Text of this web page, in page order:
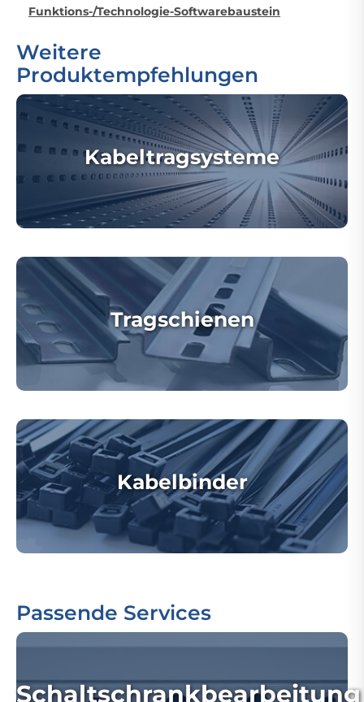
Funktions-/Technologie-Softwarebaustein
Weitere
Produktempfehlungen
Kabeltragsysteme
Tragschienen
Kabelbinder
Passende Services
Schaltschrankbearbeitung